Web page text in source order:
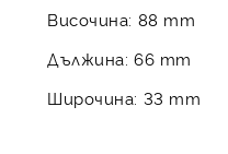
Височина: 88 mm
Дължина: 66 mm
Широчина: 33 mm